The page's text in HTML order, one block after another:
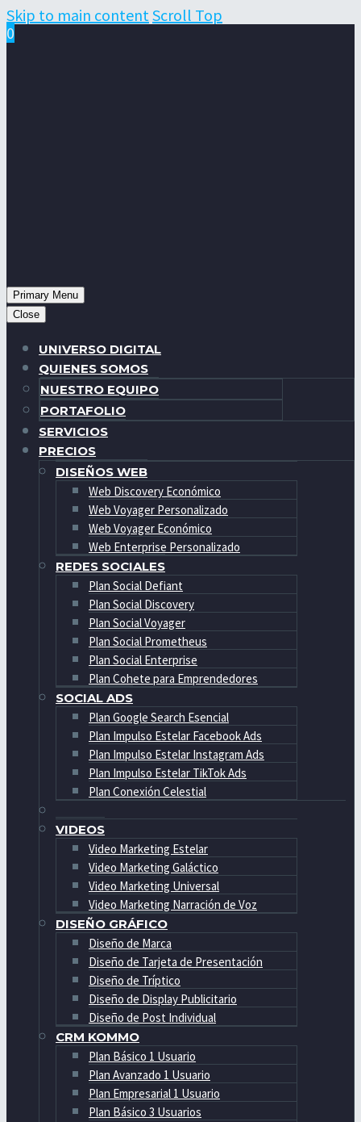
Skip to main contentScroll Top
0
Primary Menu
Close
UNIVERSO DIGITAL
QUIENES SOMOS
NUESTRO EQUIPO
PORTAFOLIO
SERVICIOS
PRECIOS
DISEÑOS WEB
Web Discovery Económico
Web Voyager Personalizado
Web Voyager Económico
Web Enterprise Personalizado
REDES SOCIALES
Plan Social Defiant
Plan Social Discovery
Plan Social Voyager
Plan Social Prometheus
Plan Social Enterprise
Plan Cohete para Emprendedores
SOCIAL ADS
Plan Google Search Esencial
Plan Impulso Estelar Facebook Ads
Plan Impulso Estelar Instagram Ads
Plan Impulso Estelar TikTok Ads
Plan Conexión Celestial
VIDEOS
Video Marketing Estelar
Video Marketing Galáctico
Video Marketing Universal
Video Marketing Narración de Voz
DISEÑO GRÁFICO
Diseño de Marca
Diseño de Tarjeta de Presentación
Diseño de Tríptico
Diseño de Display Publicitario
Diseño de Post Individual
CRM KOMMO
Plan Básico 1 Usuario
Plan Avanzado 1 Usuario
Plan Empresarial 1 Usuario
Plan Básico 3 Usuarios